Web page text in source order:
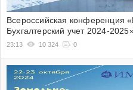
Всероссийская конференция
Бухгалтерский учет 2024-
23:13 10 324 0